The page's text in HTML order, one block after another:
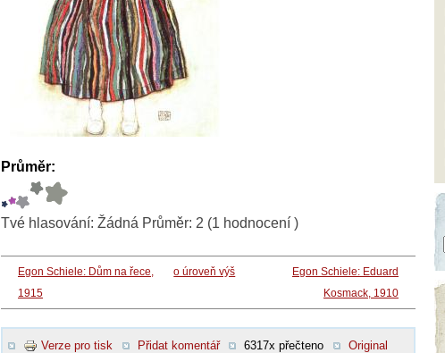
Průměr:
Tvé hlasování: Žádná Průměr: 2 (1 hodnocení )
Egon Schiele: Dům na řece,
1915
o úroveň výš
Egon Schiele: Eduard
Kosmack, 1910
Verze pro tisk Přidat komentář 6317x přečteno
Original